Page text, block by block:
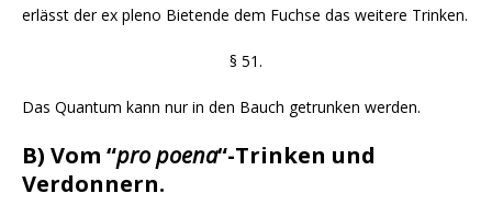
erlässt der ex pleno Bietende dem Fuchse das weitere Trinken.
§ 51.
Das Quantum kann nur in den Bauch getrunken werden.
B) Vom “pro poena“-Trinken und
Verdonnern.